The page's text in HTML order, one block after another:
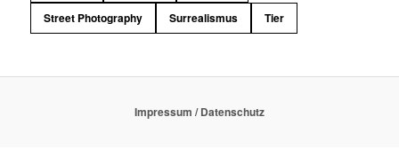
Street Photography
Surrealismus Tier
Impressum / Datenschutz